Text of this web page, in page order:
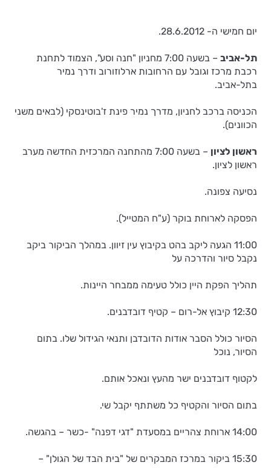
יום חמישי ה- 28.6.2012.
תל-אביב
– בשעה 7:00 מחניון "חנה וסע", הצמוד לתחנת
רכבת מרכז וגובל עם הרחובות ארלוזורוב ודרך נמיר
בתל-אביב.
הכניסה ברכב לחניון, מדרך נמיר פינת ז'בוטינסקי (לבאים משני
הכוונים).
ראשון לציון
– בשעה 7:00 מהתחנה המרכזית החדשה מערב
ראשון לציון.
נסיעה צפונה.
הפסקה לארוחת בוקר (ע"ח המטייל).
11:00 הגעה ליקב בהט בקיבוץ עין זיוון. במהלך הביקור ביקב
נקבל סיור והדרכה על
תהליך הפקת היין כולל טעימה ממבחר היינות.
12:30 קיבוץ אל-רום – קטיף דובדבנים.
הסיור כולל הסבר אודות הדובדבן ותנאי הגידול שלו. בתום
הסיור, נוכל
לקטוף דובדבנים ישר מהעץ ונאכל אותם.
בתום הסיור והקטיף כל משתתף יקבל שי.
14:00 ארוחת צהריים במסעדת "דגי דפנה" -כשר – בהגשה.
15:30 ביקור במרכז המבקרים של "בית הבד של הגולן" –